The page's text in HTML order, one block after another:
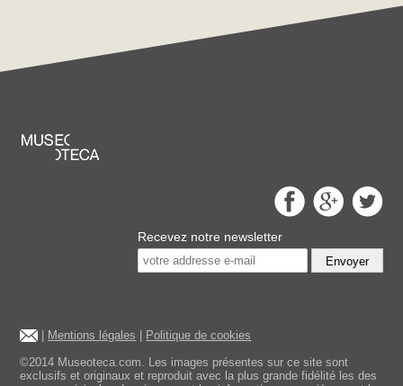
Recevez notre newsletter
Envoyer
Mentions légales
Politique de cookies
©2014 Museoteca.com. Les images présentes sur ce site sont
exclusifs et originaux et reproduit avec la plus grande fidélité les des